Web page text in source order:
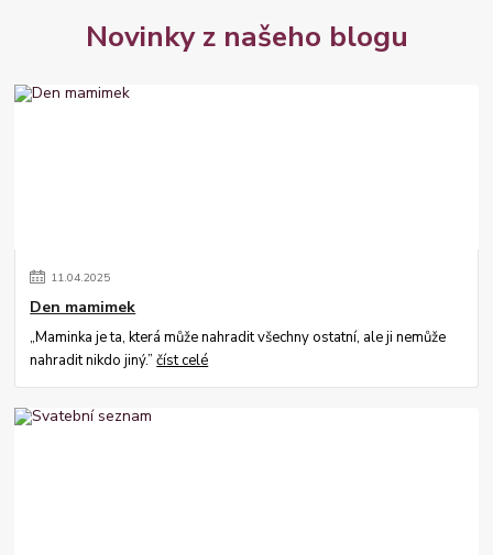
Novinky z našeho blogu
11.04.2025
Den mamimek
„Maminka je ta, která může nahradit všechny ostatní, ale ji nemůže
nahradit nikdo jiný.”číst celé